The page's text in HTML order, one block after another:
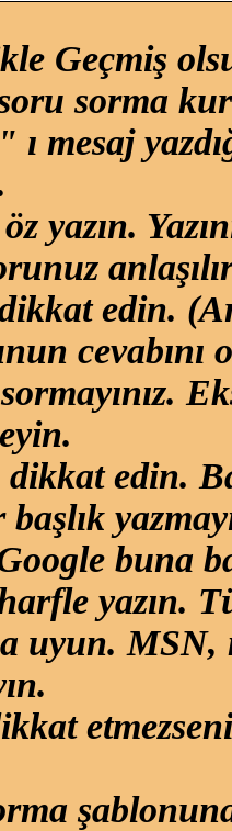
Geçmiş
sorma
mesaj
yazın.
edin.
cevabını
dikkat edin.
buna
yazın.
uyun.